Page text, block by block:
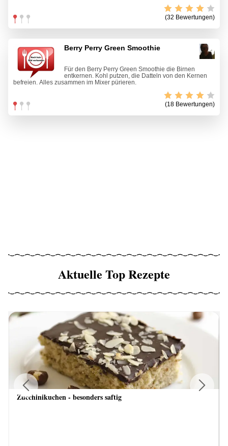
(32 Bewertungen)
Berry Perry Green Smoothie
Für den Berry Perry Green Smoothie die Birnen
entkernen. Kohl putzen, die Datteln von den Kernen
befreien. Alles zusammen im Mixer pürieren.
(18 Bewertungen)
Aktuelle Top Rezepte
Zucchinikuchen - besonders saftig
Previous